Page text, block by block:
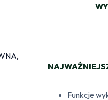
Funkcje